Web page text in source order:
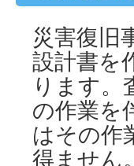
災害復旧
設計書を
ります。
の作業を
はその作
得ません